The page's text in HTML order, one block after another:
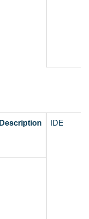
Description IDE